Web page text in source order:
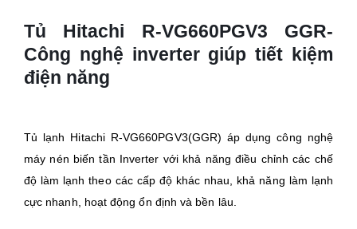
Tủ Hitachi R-VG660PGV3 GGR-
Công nghệ inverter giúp tiết kiệm
điện năng
Tủ lạnh Hitachi R-VG660PGV3(GGR) áp dụng công nghệ
máy nén biến tần Inverter với khả năng điều chỉnh các chế
độ làm lạnh theo các cấp độ khác nhau, khả năng làm lạnh
cực nhanh, hoạt động ổn định và bền lâu.